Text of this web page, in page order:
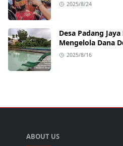
2025/8/24
Desa Padang Jaya Dapat
2025/8/16
ABOUT US